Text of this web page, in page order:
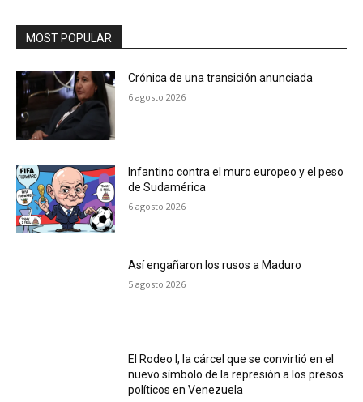
MOST POPULAR
Crónica de una transición anunciada
6 agosto 2026
Infantino contra el muro europeo y el peso
de Sudamérica
6 agosto 2026
Así engañaron los rusos a Maduro
5 agosto 2026
El Rodeo I, la cárcel que se convirtió en el
nuevo símbolo de la represión a los presos
políticos en Venezuela